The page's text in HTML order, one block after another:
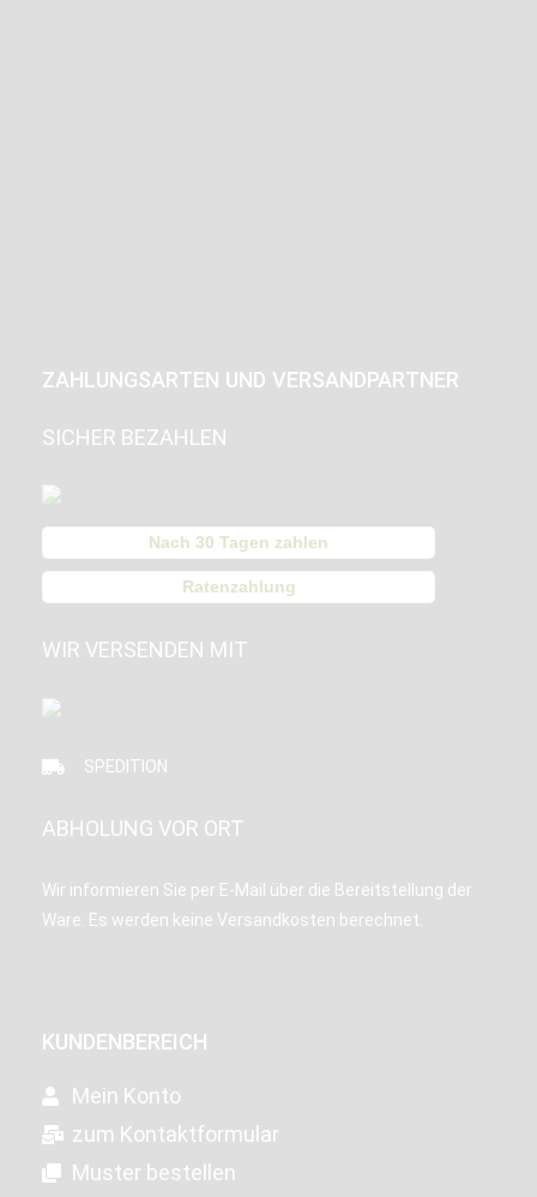
ZAHLUNGSARTEN UND VERSANDPARTNER
SICHER BEZAHLEN
Nach 30 Tagen zahlen
Ratenzahlung
WIR VERSENDEN MIT
SPEDITION
ABHOLUNG VOR ORT
Wir informieren Sie per E-Mail über die Bereitstellung der
Ware. Es werden keine Versandkosten berechnet.
KUNDENBEREICH
Mein Konto
zum Kontaktformular
Muster bestellen